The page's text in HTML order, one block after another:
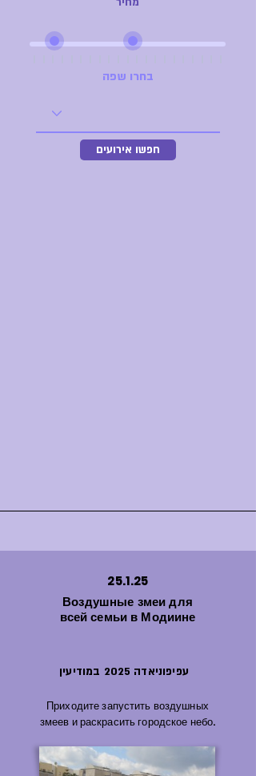
בחרו שפה
חפשו אירועים
25.1.25
Воздушные змеи для
всей семьи в Модиине
עפיפוניאדה 2025 במודיעין
Приходите запустить воздушных
змеев и раскрасить городское небо.